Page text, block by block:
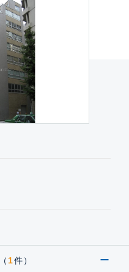
（ 1件）